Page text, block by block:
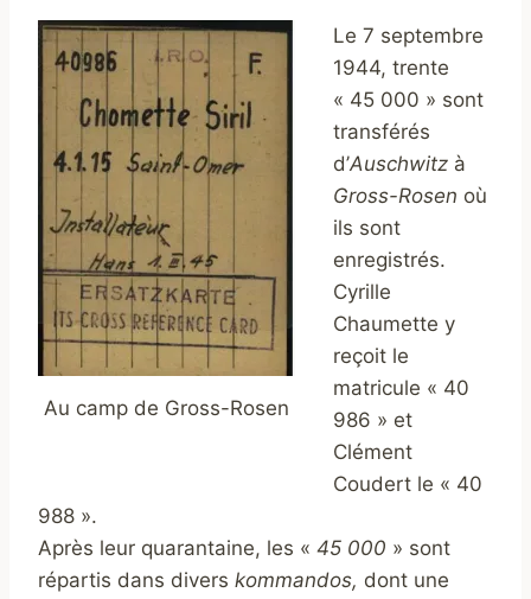
Au camp de Gross-Rosen
Le 7 septembre
1944, trente
« 45 000 » sont
transférés
d’Auschwitz à
Gross-Rosen où
ils sont
enregistrés.
Cyrille
Chaumette y
reçoit le
matricule « 40
986 » et
Clément
Coudert le « 40
988 ».
Après leur quarantaine, les « 45 000 » sont
répartis dans divers kommandos, dont une